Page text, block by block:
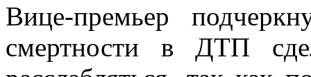
Вице-премьер
смертности в ДТП